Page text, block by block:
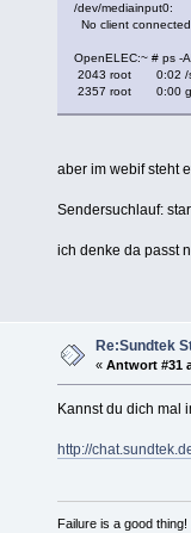
/dev/mediainput0:
No client connected
OpenELEC:~ # ps -
2043 root 0:02 /
2357 root 0:00
aber im webif steht
Sendersuchlauf:
ich denke da passt
Re:Sundtek
«Antwort #31
Kannst du dich mal
http://
Failure is a good thing!